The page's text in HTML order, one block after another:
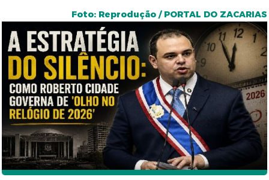
Foto: Reprodução / PORTAL DO ZACARIAS